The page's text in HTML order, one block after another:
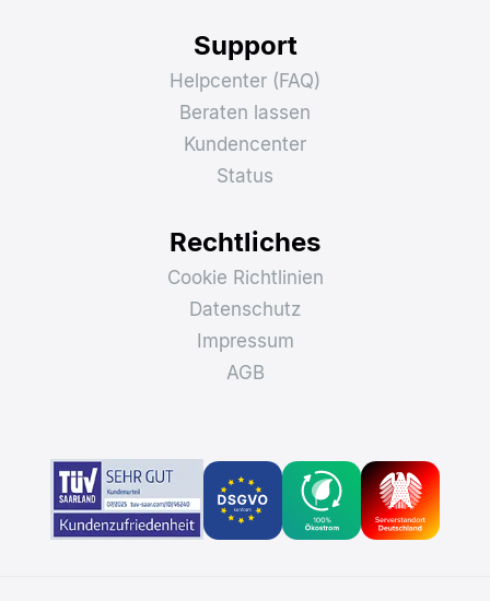
Support
Helpcenter (FAQ)
Beraten lassen
Kundencenter
Status
Rechtliches
Cookie Richtlinien
Datenschutz
Impressum
AGB